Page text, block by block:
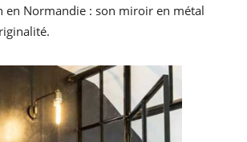
en Normandie : son miroir en métal